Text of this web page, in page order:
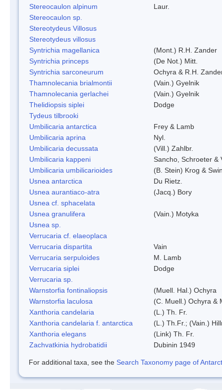
Stereocaulon alpinum
Laur.
Stereocaulon sp.
Stereotydeus Villosus
Stereotydeus villosus
Syntrichia magellanica
(Mont.) R.H. Zander
Syntrichia princeps
(De Not.) Mitt.
Syntrichia sarconeurum
Ochyra & R.H.
Thamnolecania brialmontii
(Vain.) Gyelnik
Thamnolecania gerlachei
(Vain.) Gyelnik
Thelidiopsis siplei
Dodge
Tydeus tilbrooki
Umbilicaria antarctica
Frey & Lamb
Umbilicaria aprina
Nyl.
Umbilicaria decussata
(Vill.) Zahlbr.
Umbilicaria kappeni
Sancho, Schroeter &
Umbilicaria umbilicarioides
(B. Stein) Krog &
Usnea antarctica
Du Rietz.
Usnea aurantiaco-atra
(Jacq.) Bory
Usnea cf. sphacelata
Usnea granulifera
(Vain.) Motyka
Usnea sp.
Verrucaria cf. elaeoplaca
Verrucaria dispartita
Vain
Verrucaria serpuloides
M. Lamb
Verrucaria siplei
Dodge
Verrucaria sp.
Warnstorfia fontinaliopsis
(Muell. Hal.) Ochyra
Warnstorfia laculosa
(C. Muell.) Ochyra &
Xanthoria candelaria
(L.) Th. Fr.
Xanthoria candelaria f. antarctica
(L.) Th.Fr.; (Vain.)
Xanthoria elegans
(Link) Th. Fr.
Zachvatkinia hydrobatidii
Dubinin 1949
For additional taxa, see the Search Taxonomy page of